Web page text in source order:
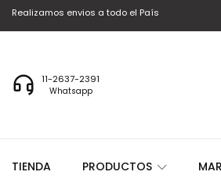
Realizamos envios a todo el País
11-2637-2391
Whatsapp
TIENDA PRODUCTOS